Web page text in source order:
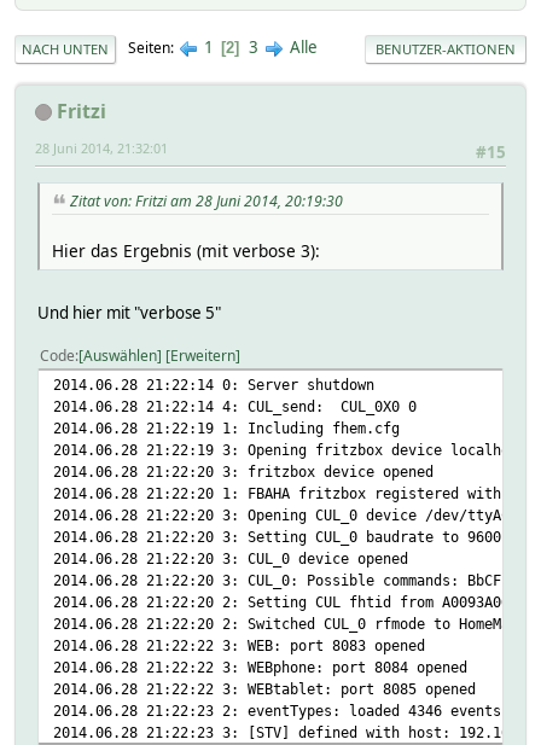
NACH UNTEN Seiten 1 2 3 Alle BENUTZER-AKTIONEN
Fritzi
#15
28 Juni 2014, 21:32:01
Zitat von: Fritzi am 28 Juni 2014, 20:19:30
Hier das Ergebnis (mit verbose 3):
Und hier mit "verbose 5"
Code Auswählen Erweitern
2014.06.28 21:22:14 0: Server shutdown
2014.06.28 21:22:14 4: CUL_send: CUL_0X0 0
2014.06.28 21:22:19 1: Including fhem.cfg
2014.06.28 21:22:19 3: Opening fritzbox device
2014.06.28 21:22:20 3: fritzbox device opened
2014.06.28 21:22:20 1: FBAHA fritzbox registered with
2014.06.28 21:22:20 3: Opening CUL_0 device /dev/ttyACM0
2014.06.28 21:22:20 3: Setting CUL_0 baudrate to 9600
2014.06.28 21:22:20 3: CUL_0 device opened
2014.06.28 21:22:20 3: CUL_0: Possible commands:
2014.06.28 21:22:20 2: Setting CUL fhtid from
2014.06.28 21:22:20 2: Switched CUL_0 rfmode to HomeMatic
2014.06.28 21:22:22 3: WEB: port 8083 opened
2014.06.28 21:22:22 3: WEBphone: port 8084 opened
2014.06.28 21:22:22 3: WEBtablet: port 8085 opened
2014.06.28 21:22:23 2: eventTypes: loaded 4346 events
2014.06.28 21:22:23 3: [STV] defined with host: